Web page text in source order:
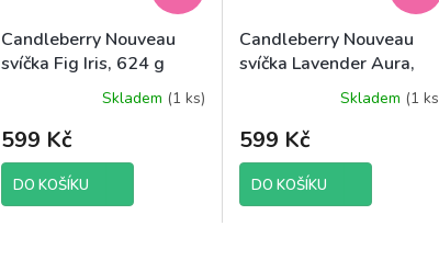
Candleberry Nouveau
svíčka Fig Iris, 624 g
Skladem (1 ks)
599 Kč
DO KOŠÍKU
Candleberry Nouveau
svíčka Lavender Aura,
Skladem (1
599 Kč
DO KOŠÍKU